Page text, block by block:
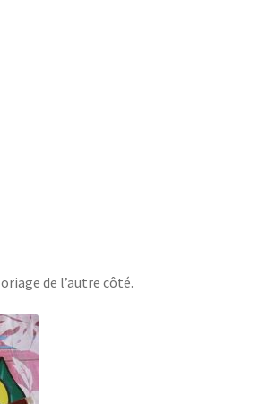
de l’autre côté.